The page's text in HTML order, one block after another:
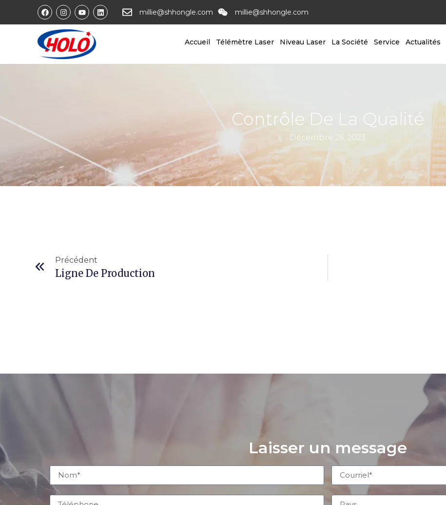
millie@shhongle.com millie@shhongle.com
Accueil Télémètre Laser Niveau Laser La Société Service Actualités
Contrôle De La Qualité
Décembre 26, 2023
Précédent
Ligne De Production
Laisser un message